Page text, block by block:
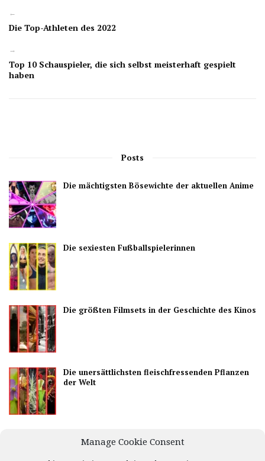
Manage Cookie Consent
←
Die Top-Athleten des 2022
→
Top 10 Schauspieler, die sich selbst meisterhaft gespielt
haben
Posts
Die mächtigsten Bösewichte der aktuellen Anime
Die sexiesten Fußballspielerinnen
Die größten Filmsets in der Geschichte des Kinos
Die unersättlichsten fleischfressenden Pflanzen
der Welt
genießen